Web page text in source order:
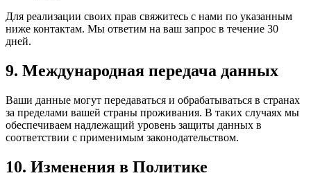
Для реализации своих прав свяжитесь с нами по указанным
ниже контактам. Мы ответим на ваш запрос в течение 30
дней.
9. Международная передача данных
Ваши данные могут передаваться и обрабатываться в странах
за пределами вашей страны проживания. В таких случаях мы
обеспечиваем надлежащий уровень защиты данных в
соответствии с применимым законодательством.
10. Изменения в Политике